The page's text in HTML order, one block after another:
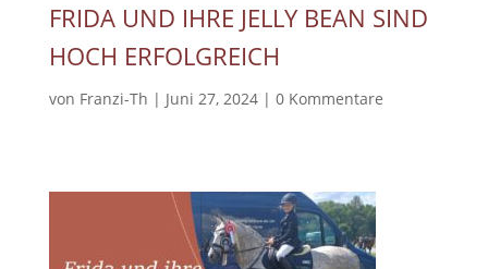
FRIDA UND IHRE JELLY BEAN SIND
HOCH ERFOLGREICH
von Franzi-Th | Juni 27, 2024| 0 Kommentare